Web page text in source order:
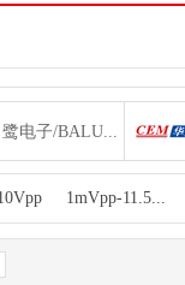
白鹭电子/BALUELEC
德园/DEYUAN1mVpp-11.5...